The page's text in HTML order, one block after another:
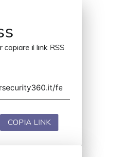
copiare il link RSS
COPIA LINK